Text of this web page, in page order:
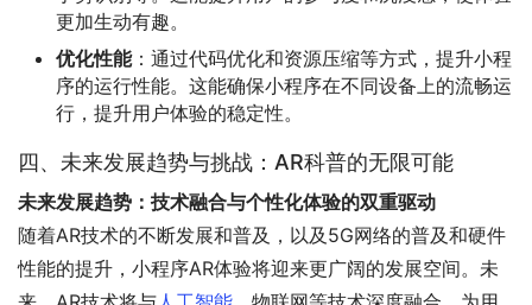
更加生动有趣。
优化性能：通过代码优化和资源压缩等方式，提升小程
序的运行性能。这能确保小程序在不同设备上的流畅运
行，提升用户体验的稳定性。
四、未来发展趋势与挑战：AR科普的无限可能
未来发展趋势：技术融合与个性化体验的双重驱动
随着AR技术的不断发展和普及，以及5G网络的普及和硬件
性能的提升，小程序AR体验将迎来更广阔的发展空间。未